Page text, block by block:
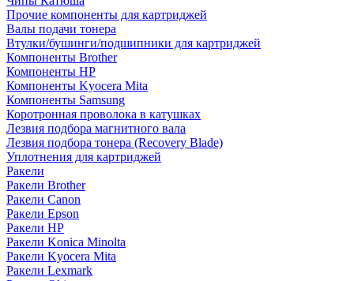
Прочие компоненты для картриджей
Валы подачи тонера
Втулки/бушинги/подшипники для картриджей
Компоненты Brother
Компоненты HP
Компоненты Kyocera Mita
Компоненты Samsung
Коротронная проволока в катушках
Лезвия подбора магнитного вала
Лезвия подбора тонера (Recovery Blade)
Уплотнения для картриджей
Ракели
Ракели Brother
Ракели Canon
Ракели Epson
Ракели HP
Ракели Konica Minolta
Ракели Kyocera Mita
Ракели Lexmark